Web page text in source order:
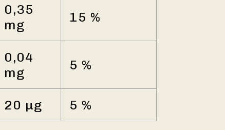
0,35
mg
15 %
0,04
mg
5 %
20 µg 5 %